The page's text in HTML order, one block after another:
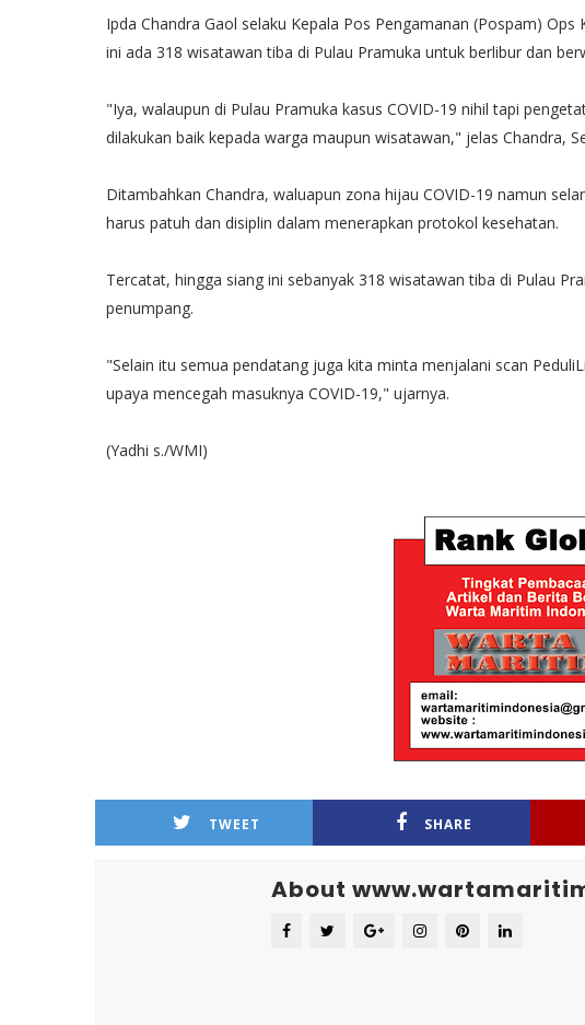
Ipda Chandra Gaol selaku Kepala Pos Pengamanan (Pospam)
ini ada 318 wisatawan tiba di Pulau Pramuka untuk berlibur dan
"Iya, walaupun di Pulau Pramuka kasus COVID-19 nihil tapi
dilakukan baik kepada warga maupun wisatawan," jelas Chandra,
Ditambahkan Chandra, waluapun zona hijau COVID-19 namun
harus patuh dan disiplin dalam menerapkan protokol kesehatan.
Tercatat, hingga siang ini sebanyak 318 wisatawan tiba di Pulau
penumpang.
"Selain itu semua pendatang juga kita minta menjalani scan
upaya mencegah masuknya COVID-19," ujarnya.
(Yadhi s./WMI)
TWEET SHARE
About